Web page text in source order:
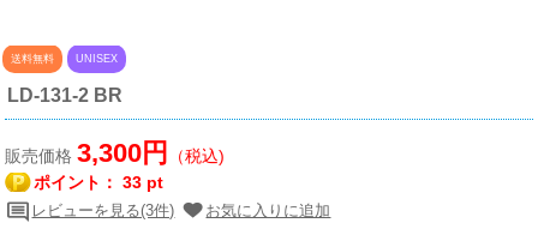
送料無料 UNISEX
LD-131-2 BR
販売価格3,300円
（税込)
ポイント：33 pt
レビューを見る(3件) お気に入りに追加